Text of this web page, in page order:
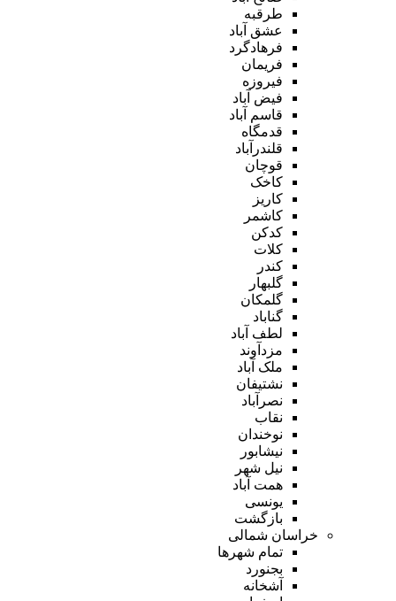
طرقبه
عشق آباد
فرهادگرد
فریمان
فیروزه
فیض آباد
قاسم آباد
قدمگاه
قلندرآباد
قوچان
کاخک
کاریز
کاشمر
کدکن
کلات
کندر
گلبهار
گلمکان
گناباد
لطف آباد
مزدآوند
ملک آباد
نشتیفان
نصرآباد
نقاب
نوخندان
نیشابور
نیل شهر
همت آباد
یونسی
بازگشت
خراسان شمالی
تمام شهر‌ها
بجنورد
آشخانه